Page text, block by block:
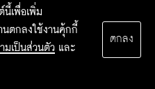
นี้เพื่อเพิ่ม
ตกลงใช้งานคุ้กกี้
มเป็นส่วนตัว และ
ตกลง